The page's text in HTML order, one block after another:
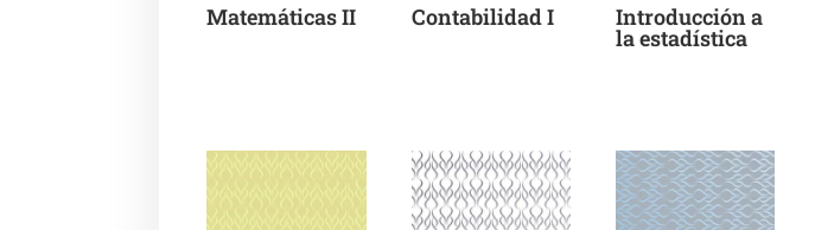
Matemáticas II Contabilidad I Introducción a
la estadística